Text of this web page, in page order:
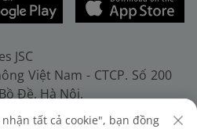
JSC
Việt Nam - CTCP. Số 200
Đề, Hà Nội.
38272289. Fax: (+84-24)
tất cả cookie", bạn đồng